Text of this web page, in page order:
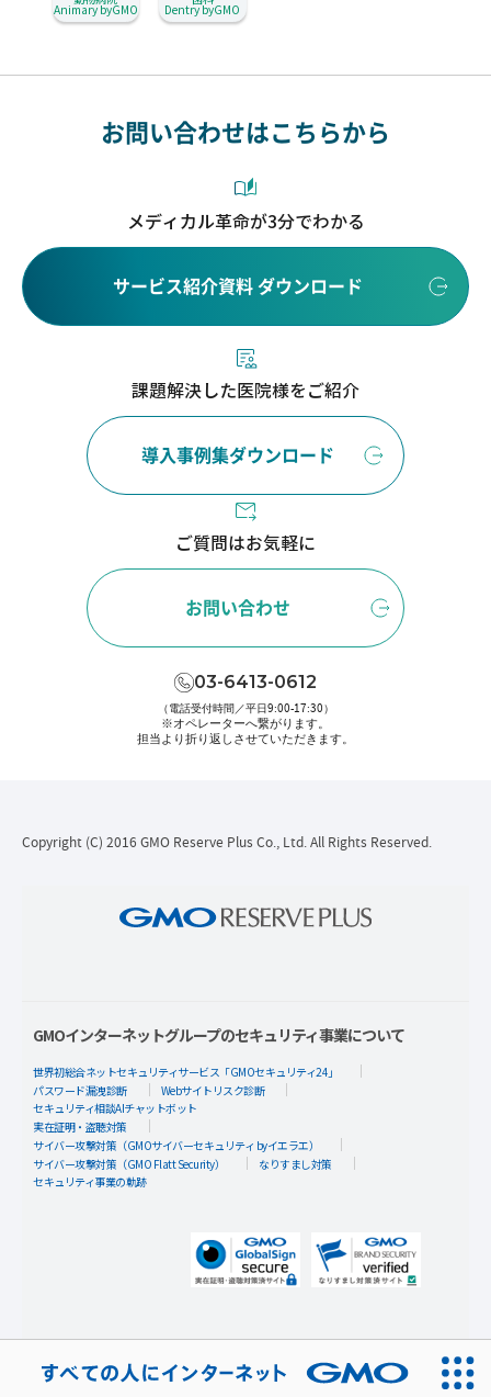
Animary byGMO Dentry byGMO
お問い合わせはこちらから
メディカル革命が3分でわかる
サービス紹介資料 ダウンロード
課題解決した医院様をご紹介
導入事例集ダウンロード
ご質問はお気軽に
お問い合わせ
03-6413-0612
（電話受付時間／平日9:00-17:30）
※オペレーターへ繋がります。
担当より折り返しさせていただきます。
Copyright (C) 2016 GMO Reserve Plus Co., Ltd. All Rights Reserved.
GMOインターネットグループのセキュリティ事業について
世界初総合ネットセキュリティサービス「GMOセキュリティ24」
パスワード漏洩診断
Webサイトリスク診断
セキュリティ相談AIチャットボット
実在証明・盗聴対策
サイバー攻撃対策（GMOサイバーセキュリティ byイエラエ）
サイバー攻撃対策（GMO Flatt Security）
なりすまし対策
セキュリティ事業の軌跡